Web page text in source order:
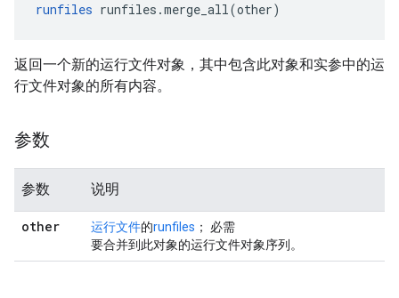
runfiles runfiles.merge_all(other)
返回一个新的运行文件对象，其中包含此对象和实参中的运
行文件对象的所有内容。
参数
参数 说明
other 运行文件的runfiles ； 必需
要合并到此对象的运行文件对象序列。